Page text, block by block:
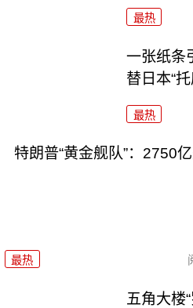
最热
一张纸条
替日本“托
最热
特朗普“黄金舰队”：2750
最热
五角大楼